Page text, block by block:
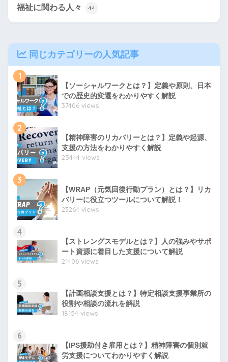
福祉に関わる人々 44
同じカテゴリーの人気記事
1
【ソーシャルワークとは？】定義や原則、日本
での歴史的変遷をわかりやすく解説
37406 views
2
【精神障害のリカバリーとは？】定義や起源、
支援の方法をわかりやすく解説
25444 views
3
【WRAP（元気回復行動プラン）とは？】リカ
バリーに役立つツールについて解説！
23264 views
4
【ストレングスモデルとは？】人の強みやサポ
ート資源に着目した支援について解説
21406 views
5
【計画相談支援とは？】特定相談支援事業所の
役割や相談の流れを解説
18154 views
6
【IPS援助付き雇用とは？】精神障害の個別就
労支援についてわかりやすく解説